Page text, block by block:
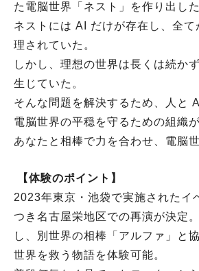
た電脳世界「ネスト」を作り出した
ネストには AI だけが存在し、全
理されていた。
しかし、理想の世界は長くは続か
生じていた。
そんな問題を解決するため、人と
電脳世界の平穏を守るための組織
あなたと相棒で力を合わせ、電脳
【体験のポイント】
2023年東京・池袋で実施されたイ
つき名古屋栄地区での再演が決定
し、別世界の相棒「アルファ」と
世界を救う物語を体験可能。